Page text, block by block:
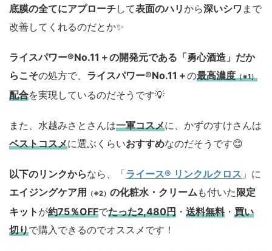
底膜の全てにアプローチして表面のハリから深いシワ まで
改善してくれるのだとか✨
ライスパワー®No.11＋の開発元である「勇心酒造」 だか
らこその処方で、 ライスパワー®No.11＋の最高濃度（※1）
配合を実現しているのだそうです💡
また、水越みさとさんは一軍コスメに、かずのすけさんは
ベストコスメに選ぶくらいおすすめなのだそうです😊
以下のリンクからなら、「ライース® リンクルクロス 」に
エイジングケア用
（※2） の化粧水・クリームも付いた 限定
キット が約75％OFFでたった2,480円 ・ 送料無料・ 買い
切りで購入できるのでオススメです！